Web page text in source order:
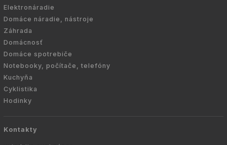
Elektronáradie
Domáce náradie, nástroje
Záhrada
Domácnosť
Domáce spotrebiče
Notebooky, počítače, telefóny
Kuchyňa
Cyklistika
Hodinky
Kontakty